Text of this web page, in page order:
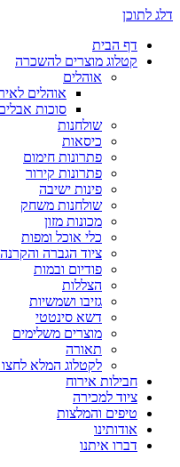
דלג לתוכן
דף הבית
קטלוג מוצרים להשכרה
אוהלים
אוהלים
סוכות
שולחנות
כיסאות
פתרונות חימום
פתרונות קירור
פינות ישיבה
שולחנות משחק
מכונות מזון
כלי אוכל ומפות
ציוד הגברה והקרנה
פודיום ובמות
הצללות
גזיבו ושמשיות
דשא סינטטי
מוצרים משלימים
תאורה
לקטלוג המלא
חבילות אירוח
ציוד למכירה
טיפים והמלצות
אודותינו
דברו איתנו